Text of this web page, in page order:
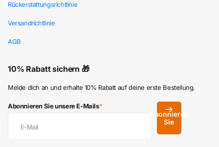
Rückerstattungsrichtlinie
Versandrichtlinie
AGB
10% Rabatt sichern 🎁
Melde dich an und erhalte 10% Rabatt auf deine erste Bestellung.
Abonnieren Sie unsere E-Mails*
Abonnieren
Sie